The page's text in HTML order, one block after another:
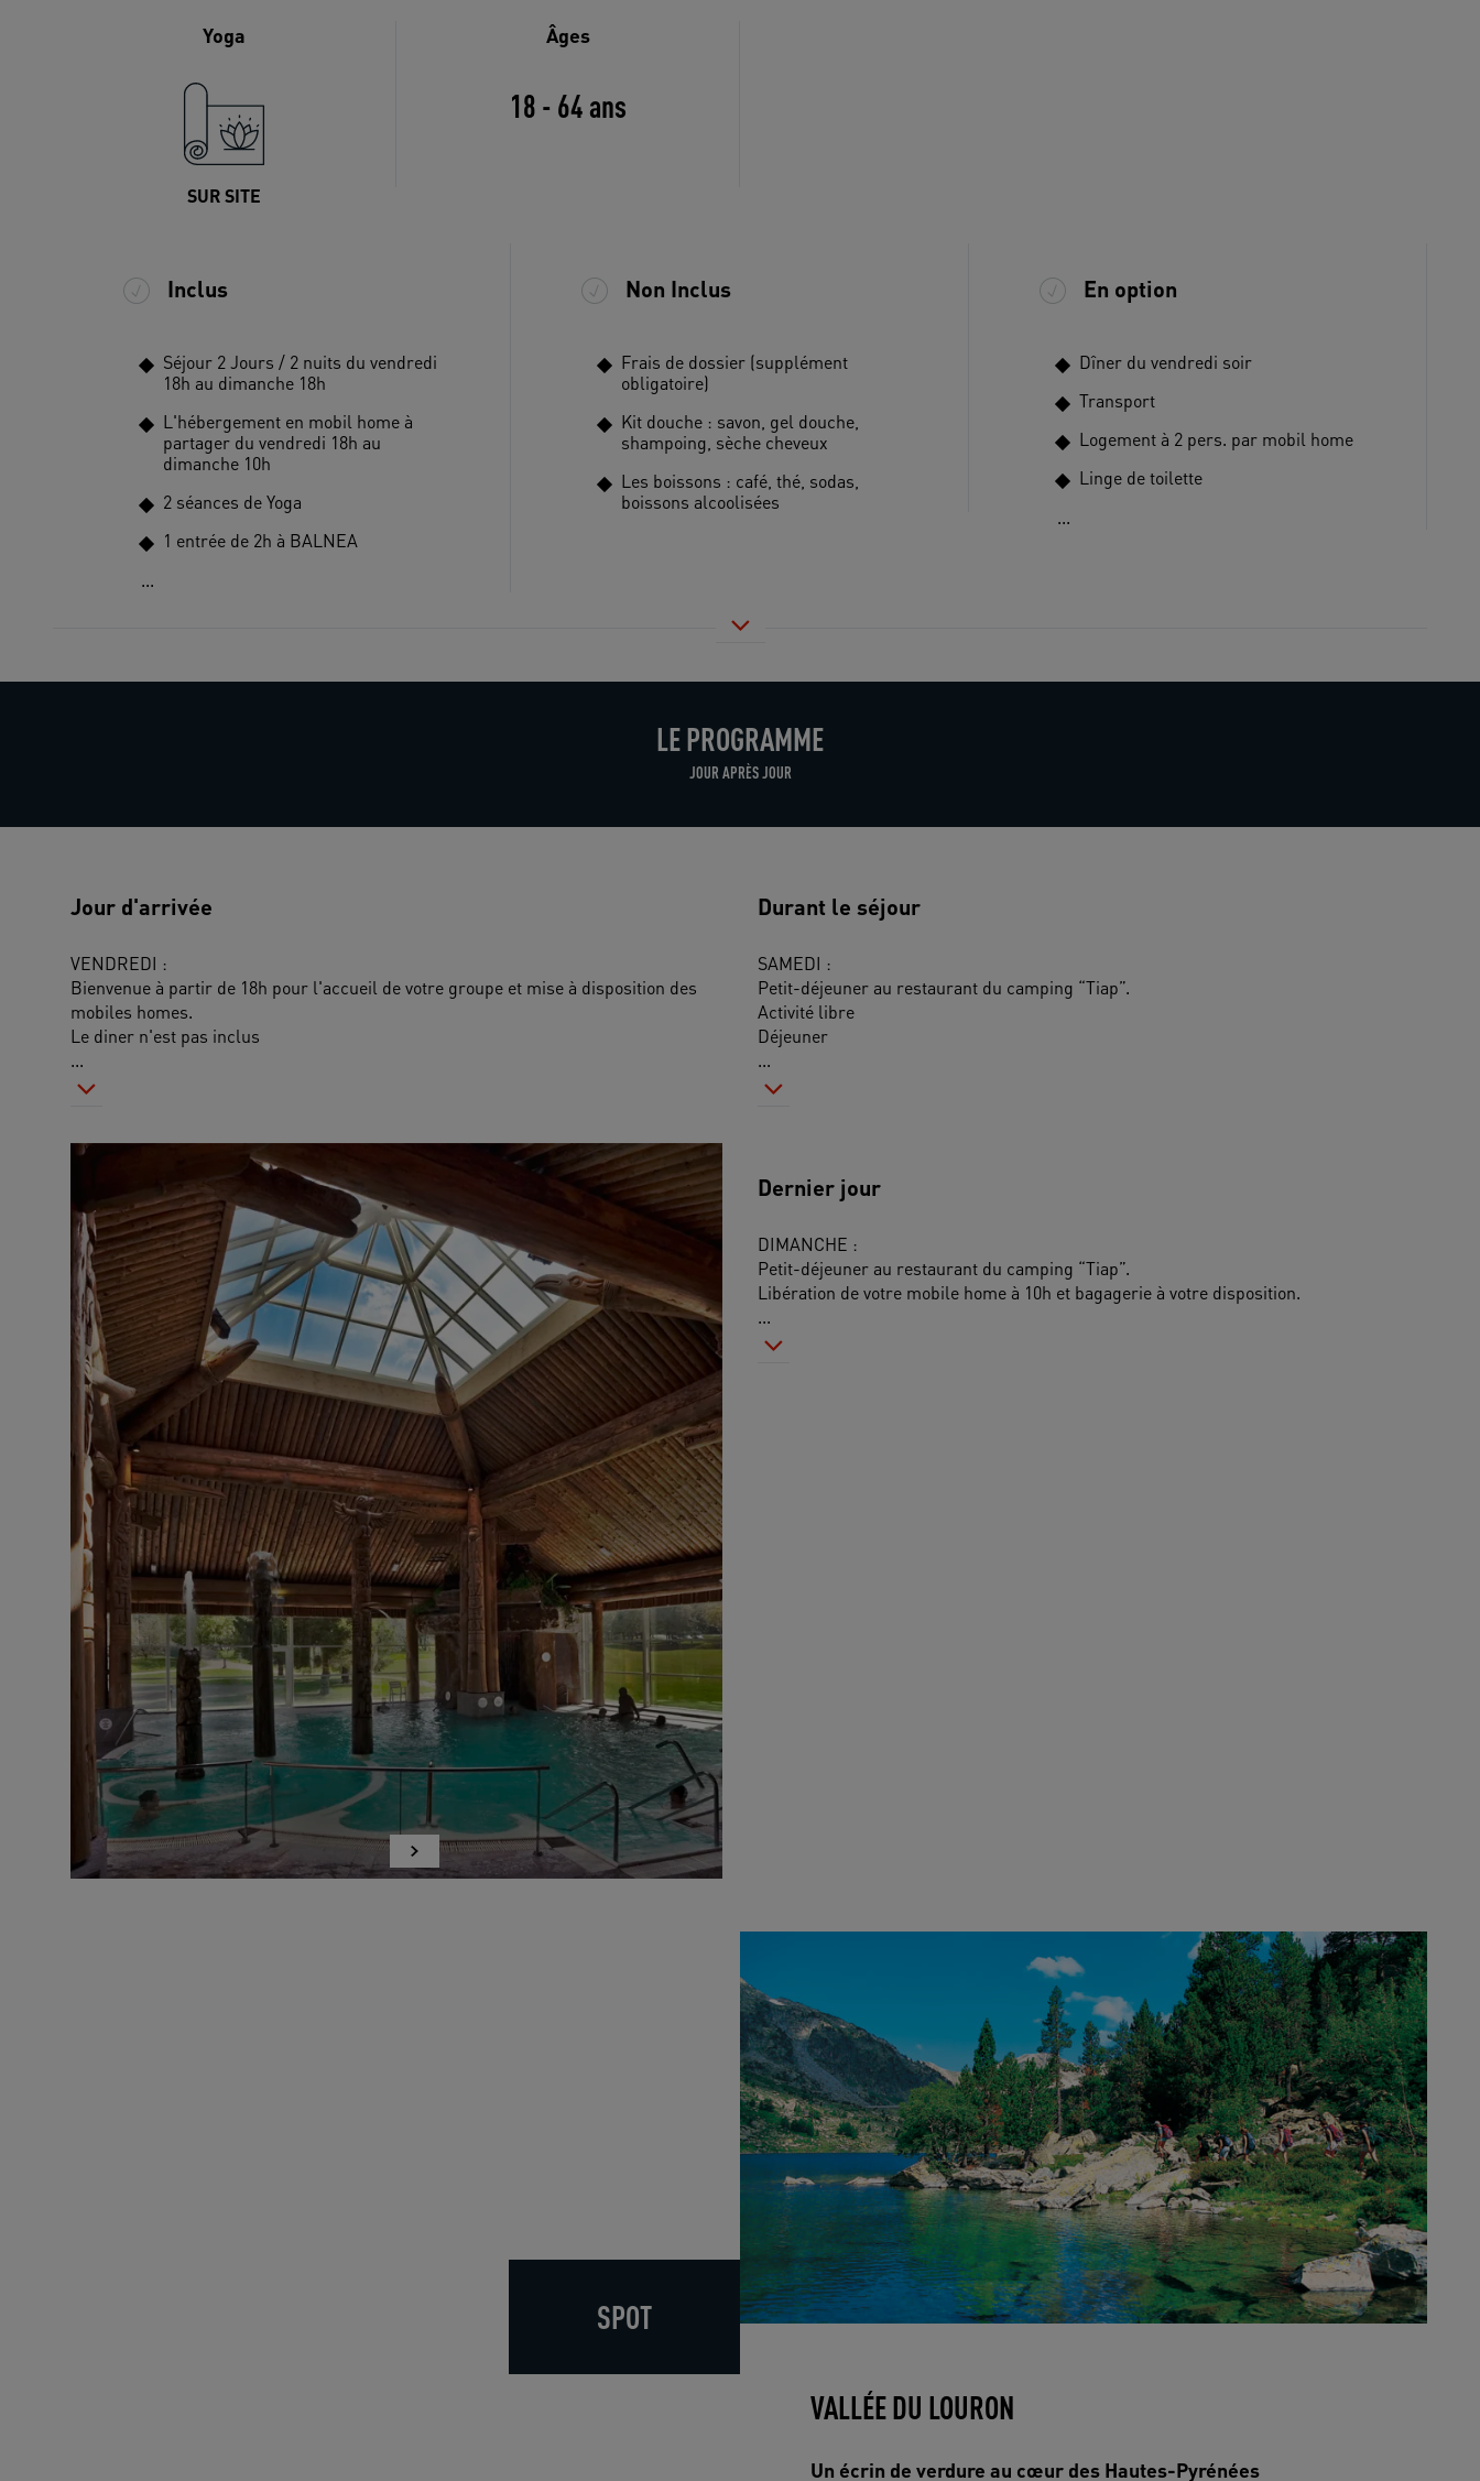
Yoga
SUR SITE
Âges
18 - 64 ans
Inclus
Séjour 2 Jours / 2 nuits du vendredi
18h au dimanche 18h
L'hébergement en mobil home à
partager du vendredi 18h au
dimanche 10h
2 séances de Yoga
1 entrée de 2h à BALNEA
...
Non Inclus
Frais de dossier (supplément
obligatoire)
Kit douche : savon, gel douche,
shampoing, sèche cheveux
Les boissons : café, thé, sodas,
boissons alcoolisées
En option
Dîner du vendredi soir
Transport
Logement à 2 pers. par mobil home
Linge de toilette
...
LE PROGRAMME
JOUR APRÈS JOUR
Jour d'arrivée
VENDREDI :
Bienvenue à partir de 18h pour l'accueil de votre groupe et mise à disposition des
mobiles homes.
Le diner n'est pas inclus
...
Durant le séjour
SAMEDI :
Petit-déjeuner au restaurant du camping “Tiap”.
Activité libre
Déjeuner
...
Dernier jour
DIMANCHE :
Petit-déjeuner au restaurant du camping “Tiap”.
Libération de votre mobile home à 10h et bagagerie à votre disposition.
...
SPOT
VALLÉE DU LOURON
Un écrin de verdure au cœur des Hautes-Pyrénées